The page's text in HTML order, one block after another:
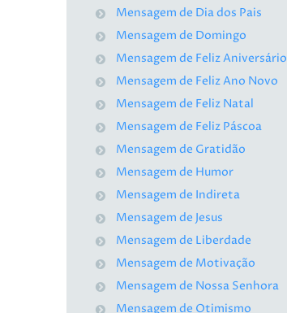
Mensagem de Dia dos Pais
Mensagem de Domingo
Mensagem de Feliz Aniversário
Mensagem de Feliz Ano Novo
Mensagem de Feliz Natal
Mensagem de Feliz Páscoa
Mensagem de Gratidão
Mensagem de Humor
Mensagem de Indireta
Mensagem de Jesus
Mensagem de Liberdade
Mensagem de Motivação
Mensagem de Nossa Senhora
Mensagem de Otimismo